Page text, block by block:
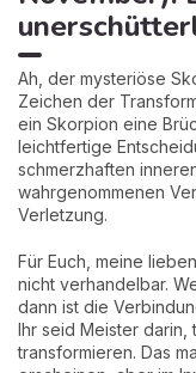
Ah, der mysteriöse
Zeichen der
ein Skorpion eine
leichtfertige
schmerzhaften
wahrgenommenen
Verletzung.
Für Euch, meine
nicht verhandelbar.
dann ist die
Ihr seid Meister darin,
transformieren. Das